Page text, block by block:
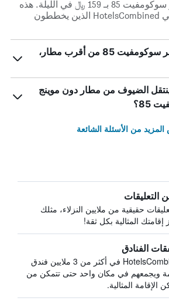
بالاقامة في هوتل آمبر سوكومفيت 85 بـ 159 ﷼ في الليلة. هذه
صفقة رائعة لمستخدمي HotelsCombined الذين يخططون
ما مدى قرب هوتل آمبر سوكومفيت 85 من أقرب مطار،
الضيوف من مطار دون موينج
85؟
من الأسئلة الشائعة
التعليقات
حقيقية من ملايين النزلاء، مثلك
إقامتك المثالية بكل ثقة!
الفنادق
يبحث HotelsCombined في أكثر من 3 ملايين فندق
ويجمعهم في مكان واحد حتى تتمكن من
الإقامة المثالية.